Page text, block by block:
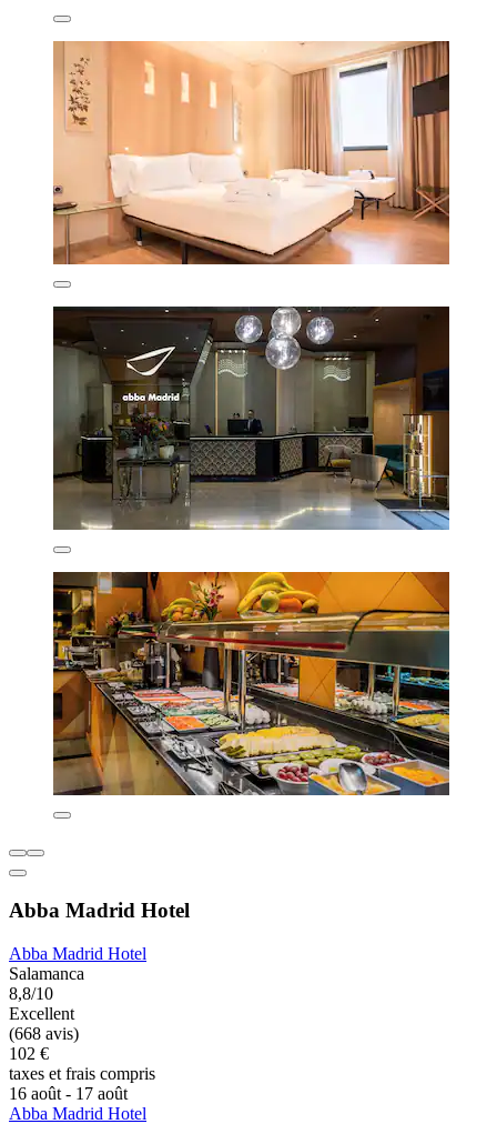
Abba Madrid Hotel
Abba Madrid Hotel
Salamanca
8,8/10
Excellent
(668 avis)
102 €
taxes et frais compris
16 août - 17 août
Abba Madrid Hotel